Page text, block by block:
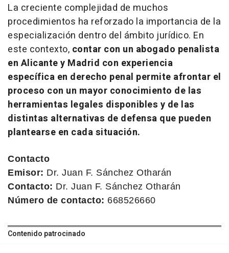
La creciente complejidad de muchos
procedimientos ha reforzado la importancia de la
especialización dentro del ámbito jurídico. En
este contexto, contar con un abogado penalista
en Alicante y Madrid con experiencia
específica en derecho penal permite afrontar el
proceso con un mayor conocimiento de las
herramientas legales disponibles y de las
distintas alternativas de defensa que pueden
plantearse en cada situación.
Contacto
Emisor: Dr. Juan F. Sánchez Otharán
Contacto: Dr. Juan F. Sánchez Otharán
Número de contacto: 668526660
Contenido patrocinado